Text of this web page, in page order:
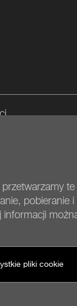
pobieranie i
informacji
pliki cookie
IO-